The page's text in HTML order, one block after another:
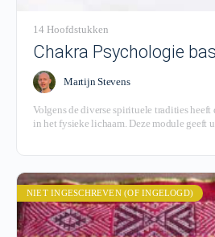
14 Hoofdstukken
Chakra Psychologie
Martijn Stevens
Volgens de diverse spirituele tradities heeft
in het fysieke lichaam. Deze module geeft
NIET INGESCHREVEN (OF INGELOGD)